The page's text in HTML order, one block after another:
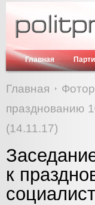
Главная
Главная
празднованию
(14.11.17)
к